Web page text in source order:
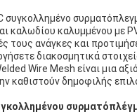
καλωδίου καλυμμένου με
τους ανάγκες και
διακοσμητικά
Wire Mesh είναι μια
καθιστούν δημοφιλής